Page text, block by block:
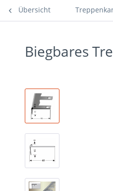
Übersicht
Biegbares